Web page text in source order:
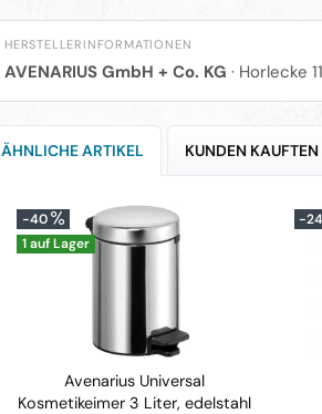
HERSTELLERINFORMATIONEN
AVENARIUS GmbH + Co. KG · Horlecke
ÄHNLICHE ARTIKEL KUNDEN
-40
1 auf Lager
Avenarius Universal
Kosmetikeimer 3 Liter, edelstahl
-